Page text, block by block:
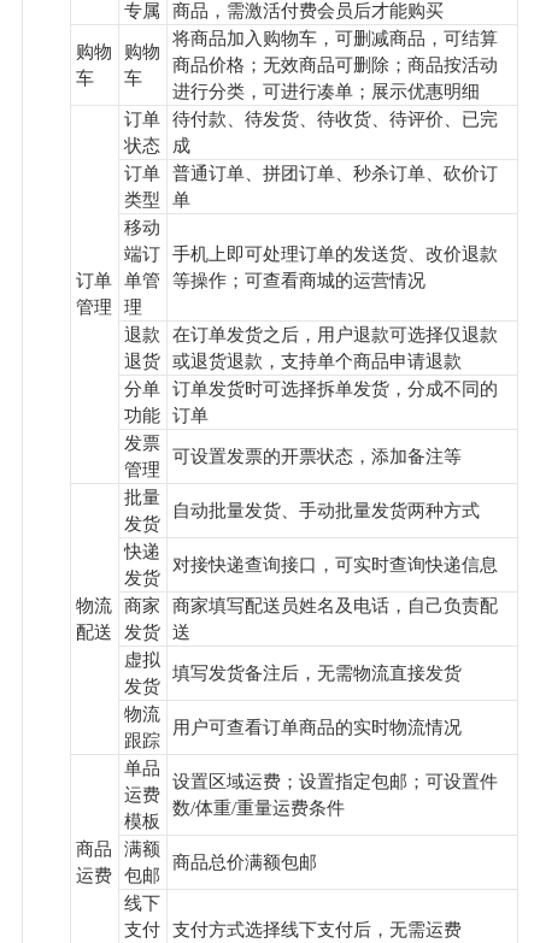
专属
商品，需激活付费会员后才能购买
购物
车
购物
车
将商品加入购物车，可删减商品，可结算
商品价格；无效商品可删除；商品按活动
进行分类，可进行凑单；展示优惠明细
订单
管理
订单
状态
待付款、待发货、待收货、待评价、已完
成
订单
类型
普通订单、拼团订单、秒杀订单、砍价订
单
移动
端订
单管
理
手机上即可处理订单的发送货、改价退款
等操作；可查看商城的运营情况
退款
退货
在订单发货之后，用户退款可选择仅退款
或退货退款，支持单个商品申请退款
分单
功能
订单发货时可选择拆单发货，分成不同的
订单
发票
管理
可设置发票的开票状态，添加备注等
物流
配送
批量
发货
自动批量发货、手动批量发货两种方式
快递
发货
对接快递查询接口，可实时查询快递信息
商家
发货
商家填写配送员姓名及电话，自己负责配
送
虚拟
发货
填写发货备注后，无需物流直接发货
物流
跟踪
用户可查看订单商品的实时物流情况
商品
运费
单品
运费
模板
设置区域运费；设置指定包邮；可设置件
数/体重/重量运费条件
满额
包邮
商品总价满额包邮
线下
支付
支付方式选择线下支付后，无需运费